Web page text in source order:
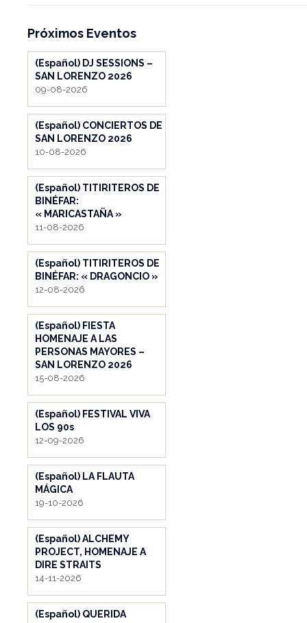
Próximos Eventos
(Español) DJ SESSIONS –
SAN LORENZO 2026
09-08-2026
(Español) CONCIERTOS DE
SAN LORENZO 2026
10-08-2026
(Español) TITIRITEROS DE
BINÉFAR:
« MARICASTAÑA »
11-08-2026
(Español) TITIRITEROS DE
BINÉFAR: « DRAGONCIO »
12-08-2026
(Español) FIESTA
HOMENAJE A LAS
PERSONAS MAYORES –
SAN LORENZO 2026
15-08-2026
(Español) FESTIVAL VIVA
LOS 90s
12-09-2026
(Español) LA FLAUTA
MÁGICA
19-10-2026
(Español) ALCHEMY
PROJECT, HOMENAJE A
DIRE STRAITS
14-11-2026
(Español) QUERIDA